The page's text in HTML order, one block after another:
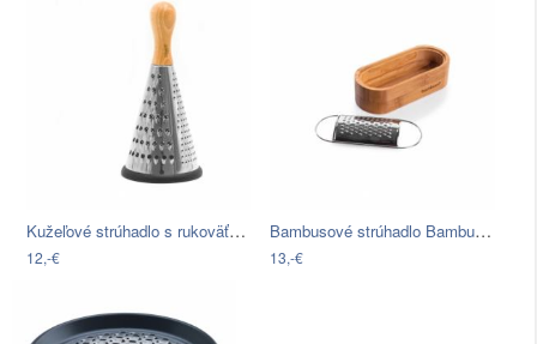
Kužeľové strúhadlo s rukoväťou z…
12,-€
Bambusové strúhadlo Bambum Thende
13,-€